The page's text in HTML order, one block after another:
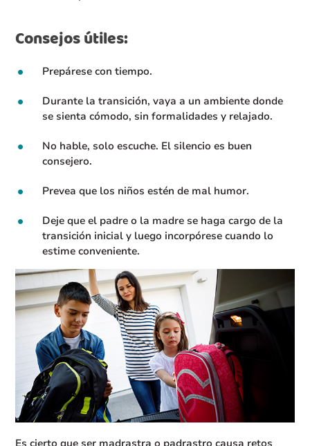
Consejos útiles:
Prepárese con tiempo.
Durante la transición, vaya a un ambiente donde
se sienta cómodo, sin formalidades y relajado.
No hable, solo escuche. El silencio es buen
consejero.
Prevea que los niños estén de mal humor.
Deje que el padre o la madre se haga cargo de la
transición inicial y luego incorpórese cuando lo
estime conveniente.
Es cierto que ser madrastra o padrastro causa retos